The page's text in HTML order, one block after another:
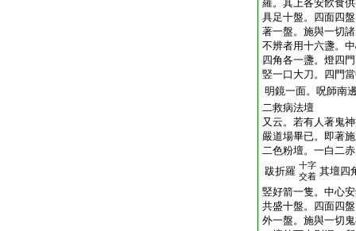
羅。其上各安飮食
具足十盤。四面四
著一盤。施與一切
不辨者用十六盞。
四角各一盞。燈四
竪一口大刀。四門
明鏡一面。呪師南
二救病法壇
又云。若有人著鬼
嚴道場畢已。即著
二色粉壇。一白二
跋折羅 十字
交着 其壇四
竪好箭一隻。中心
共盛十盤。四面四
外一盤。施與一切